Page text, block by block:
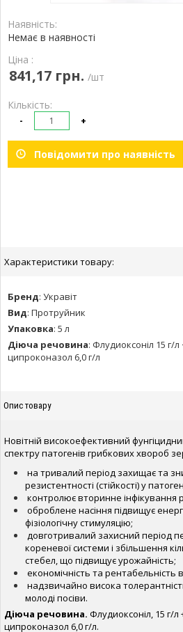
Наявність:
Немає в наявності
Ціна :
841,17 грн. /шт
Кількість:
- +
Повідомити про наявність
Характеристики товару:
Бренд: Укравіт
Вид: Протруйник
Упаковка: 5 л
Діюча речовина: Флудиоксоніл 15 г/
ципроконазол 6,0 г/л
Опис товару
Новітній високоефективний
спектру патогенів грибкових хвороб
на тривалий період захищає та
резистентності (стійкості) у
контролює вторинне інфікування
оброблене насіння підвищує
фізіологічну стимуляцію;
довготривалий захисний період
кореневої системи і збільшення
стебел, що підвищує урожайність;
економічність та рентабельність
надзвичайно висока
молоді посіви.
Діюча речовина. Флудиоксоніл, 15 г/л
ципроконазол 6,0 г/л.